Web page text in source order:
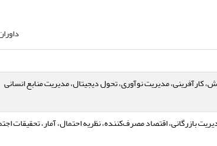
کارآفرینی، مدیریت نوآوری، تحول دیجیتال، مدیریت منابع انسانی
بازرگانی، اقتصاد مصرف‌کننده، نظریه احتمال، آمار، تحقیقات